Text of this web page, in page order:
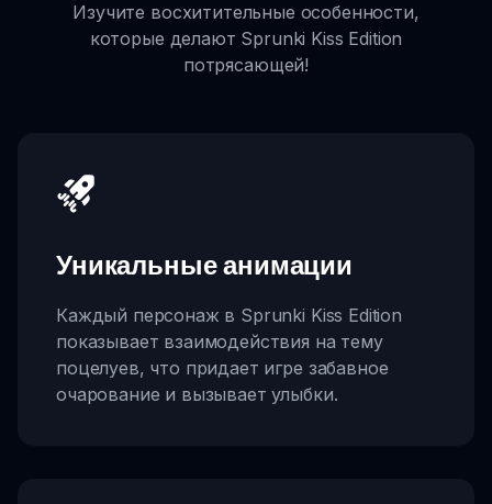
Изучите восхитительные особенности,
которые делают Sprunki Kiss Edition
потрясающей!
Уникальные анимации
Каждый персонаж в Sprunki Kiss Edition
показывает взаимодействия на тему
поцелуев, что придает игре забавное
очарование и вызывает улыбки.